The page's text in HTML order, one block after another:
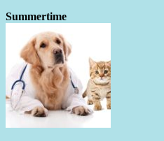
Summertime